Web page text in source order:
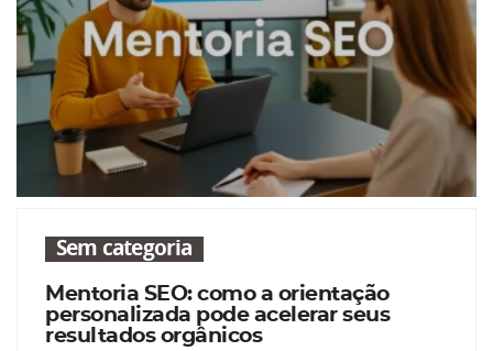
Sem categoria
Mentoria SEO: como a orientação
personalizada pode acelerar seus
resultados orgânicos